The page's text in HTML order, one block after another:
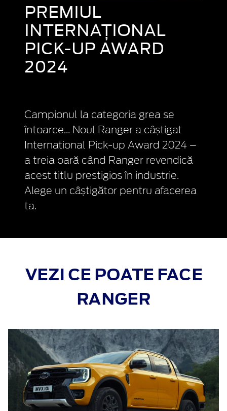
PREMIUL
INTERNAȚIONAL
PICK-UP AWARD
2024
Campionul la categoria grea se
întoarce... Noul Ranger a câștigat
International Pick-up Award 2024 –
a treia oară când Ranger revendică
acest titlu prestigios în industrie.
Alege un câștigător pentru afacerea
ta.
VEZI CE POATE FACE
RANGER